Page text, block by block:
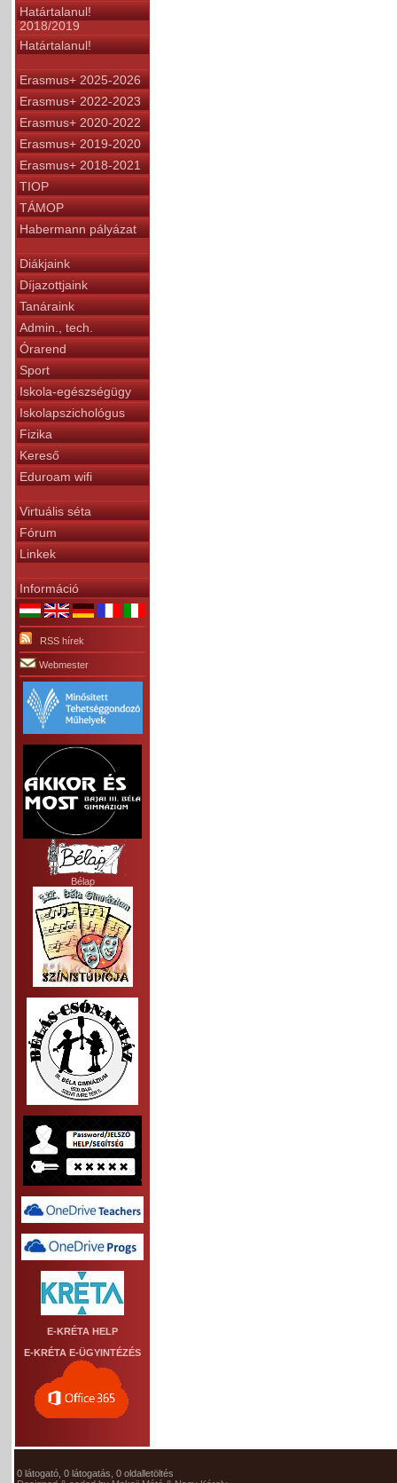
Határtalanul!
2018/2019
Határtalanul!
Erasmus+ 2025-2026
Erasmus+ 2022-2023
Erasmus+ 2020-2022
Erasmus+ 2019-2020
Erasmus+ 2018-2021
TIOP
TÁMOP
Habermann pályázat
Diákjaink
Díjazottjaink
Tanáraink
Admin., tech.
Órarend
Sport
Iskola-egészségügy
Iskolapszichológus
Fizika
Kereső
Eduroam wifi
Virtuális séta
Fórum
Linkek
Információ
RSS hírek
Webmester
Bélap
E-KRÉTA HELP
E-KRÉTA E-ÜGYINTÉZÉS
0 látogató, 0 látogatás, 0 oldalletöltés